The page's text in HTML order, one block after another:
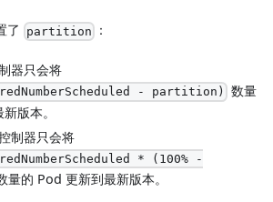
了 partition ：
器只会将
- partition)
数量
版本。
制器只会将
* (100% -
量的 Pod 更新到最新版本。